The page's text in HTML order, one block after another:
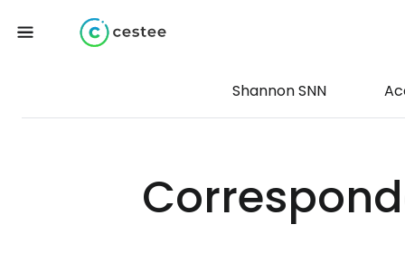
Shannon SNN